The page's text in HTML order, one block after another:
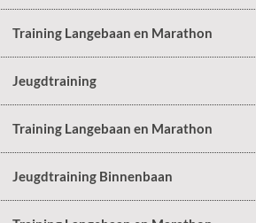
Training Langebaan en Marathon
Jeugdtraining
Training Langebaan en Marathon
Jeugdtraining Binnenbaan